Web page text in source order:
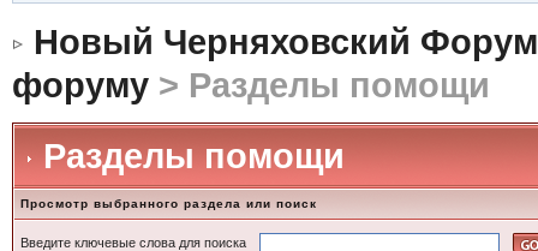
Новый Черняховский Форум
форуму> Разделы помощи
Разделы помощи
Просмотр выбранного раздела или поиск
Введите ключевые слова для поиска